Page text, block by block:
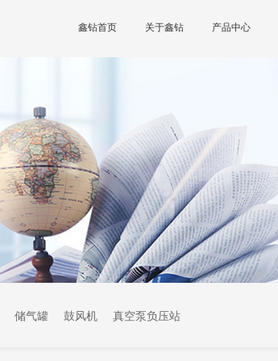
鑫钻首页 关于鑫钻 产品中心
储气罐 鼓风机 真空泵负压站